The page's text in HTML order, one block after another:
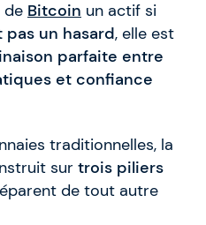
de Bitcoin un actif si
pas un hasard, elle est
parfaite entre
et confiance
traditionnelles, la
sur trois piliers
de tout autre